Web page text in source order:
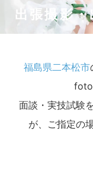
出張撮影
福島県二本松市
面談・実技試験
が、ご指定の